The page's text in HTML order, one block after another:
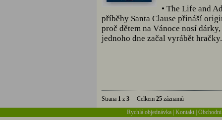
• The Life and
příběhy Santa Clause přináší
proč dětem na Vánoce nosí
jednoho dne začal vyrábět
Strana 1 z 3 Celkem 25 záznamů
Rychlá objednávka |Kontakt |